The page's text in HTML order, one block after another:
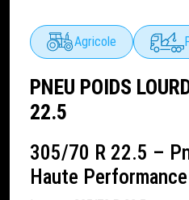
Agricole
PNEU POIDS
22.5
305/70 R 22.5 –
Haute Performance